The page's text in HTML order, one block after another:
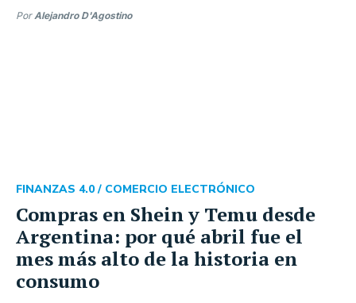
PorAlejandro D'Agostino
Compras en Shein y Temu desde
Argentina: por qué abril fue el
mes más alto de la historia en
consumo
FINANZAS 4.0 / COMERCIO ELECTRÓNICO